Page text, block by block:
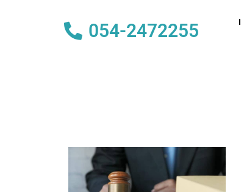
054-2472255